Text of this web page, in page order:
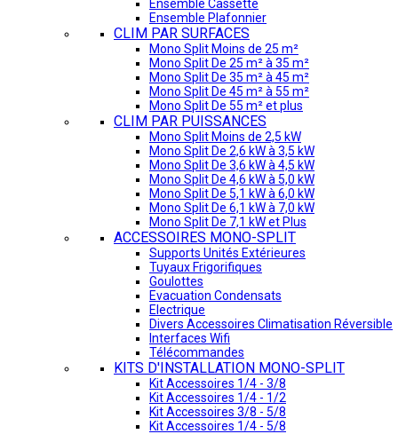
Ensemble Cassette
Ensemble Plafonnier
CLIM PAR SURFACES
Mono Split Moins de 25 m²
Mono Split De 25 m² à 35 m²
Mono Split De 35 m² à 45 m²
Mono Split De 45 m² à 55 m²
Mono Split De 55 m² et plus
CLIM PAR PUISSANCES
Mono Split Moins de 2,5 kW
Mono Split De 2,6 kW à 3,5 kW
Mono Split De 3,6 kW à 4,5 kW
Mono Split De 4,6 kW à 5,0 kW
Mono Split De 5,1 kW à 6,0 kW
Mono Split De 6,1 kW à 7,0 kW
Mono Split De 7,1 kW et Plus
ACCESSOIRES MONO-SPLIT
Supports Unités Extérieures
Tuyaux Frigorifiques
Goulottes
Evacuation Condensats
Electrique
Divers Accessoires Climatisation Réversible
Interfaces Wifi
Télécommandes
KITS D'INSTALLATION MONO-SPLIT
Kit Accessoires 1/4 - 3/8
Kit Accessoires 1/4 - 1/2
Kit Accessoires 3/8 - 5/8
Kit Accessoires 1/4 - 5/8